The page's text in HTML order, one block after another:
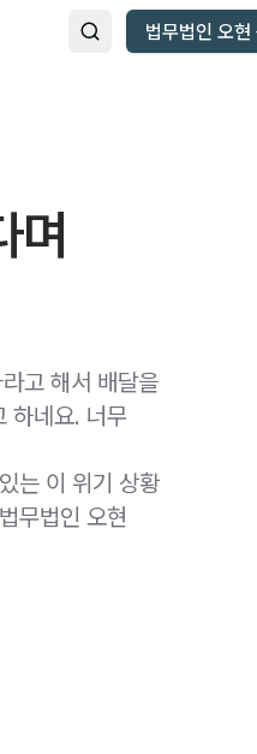
법무법인 오현
며
고 해서 배달을
하네요. 너무
는 이 위기 상황
무법인 오현